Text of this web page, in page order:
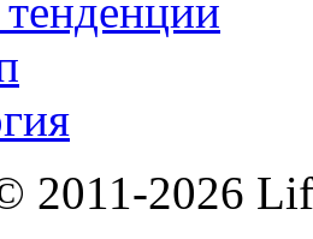
2011-2026